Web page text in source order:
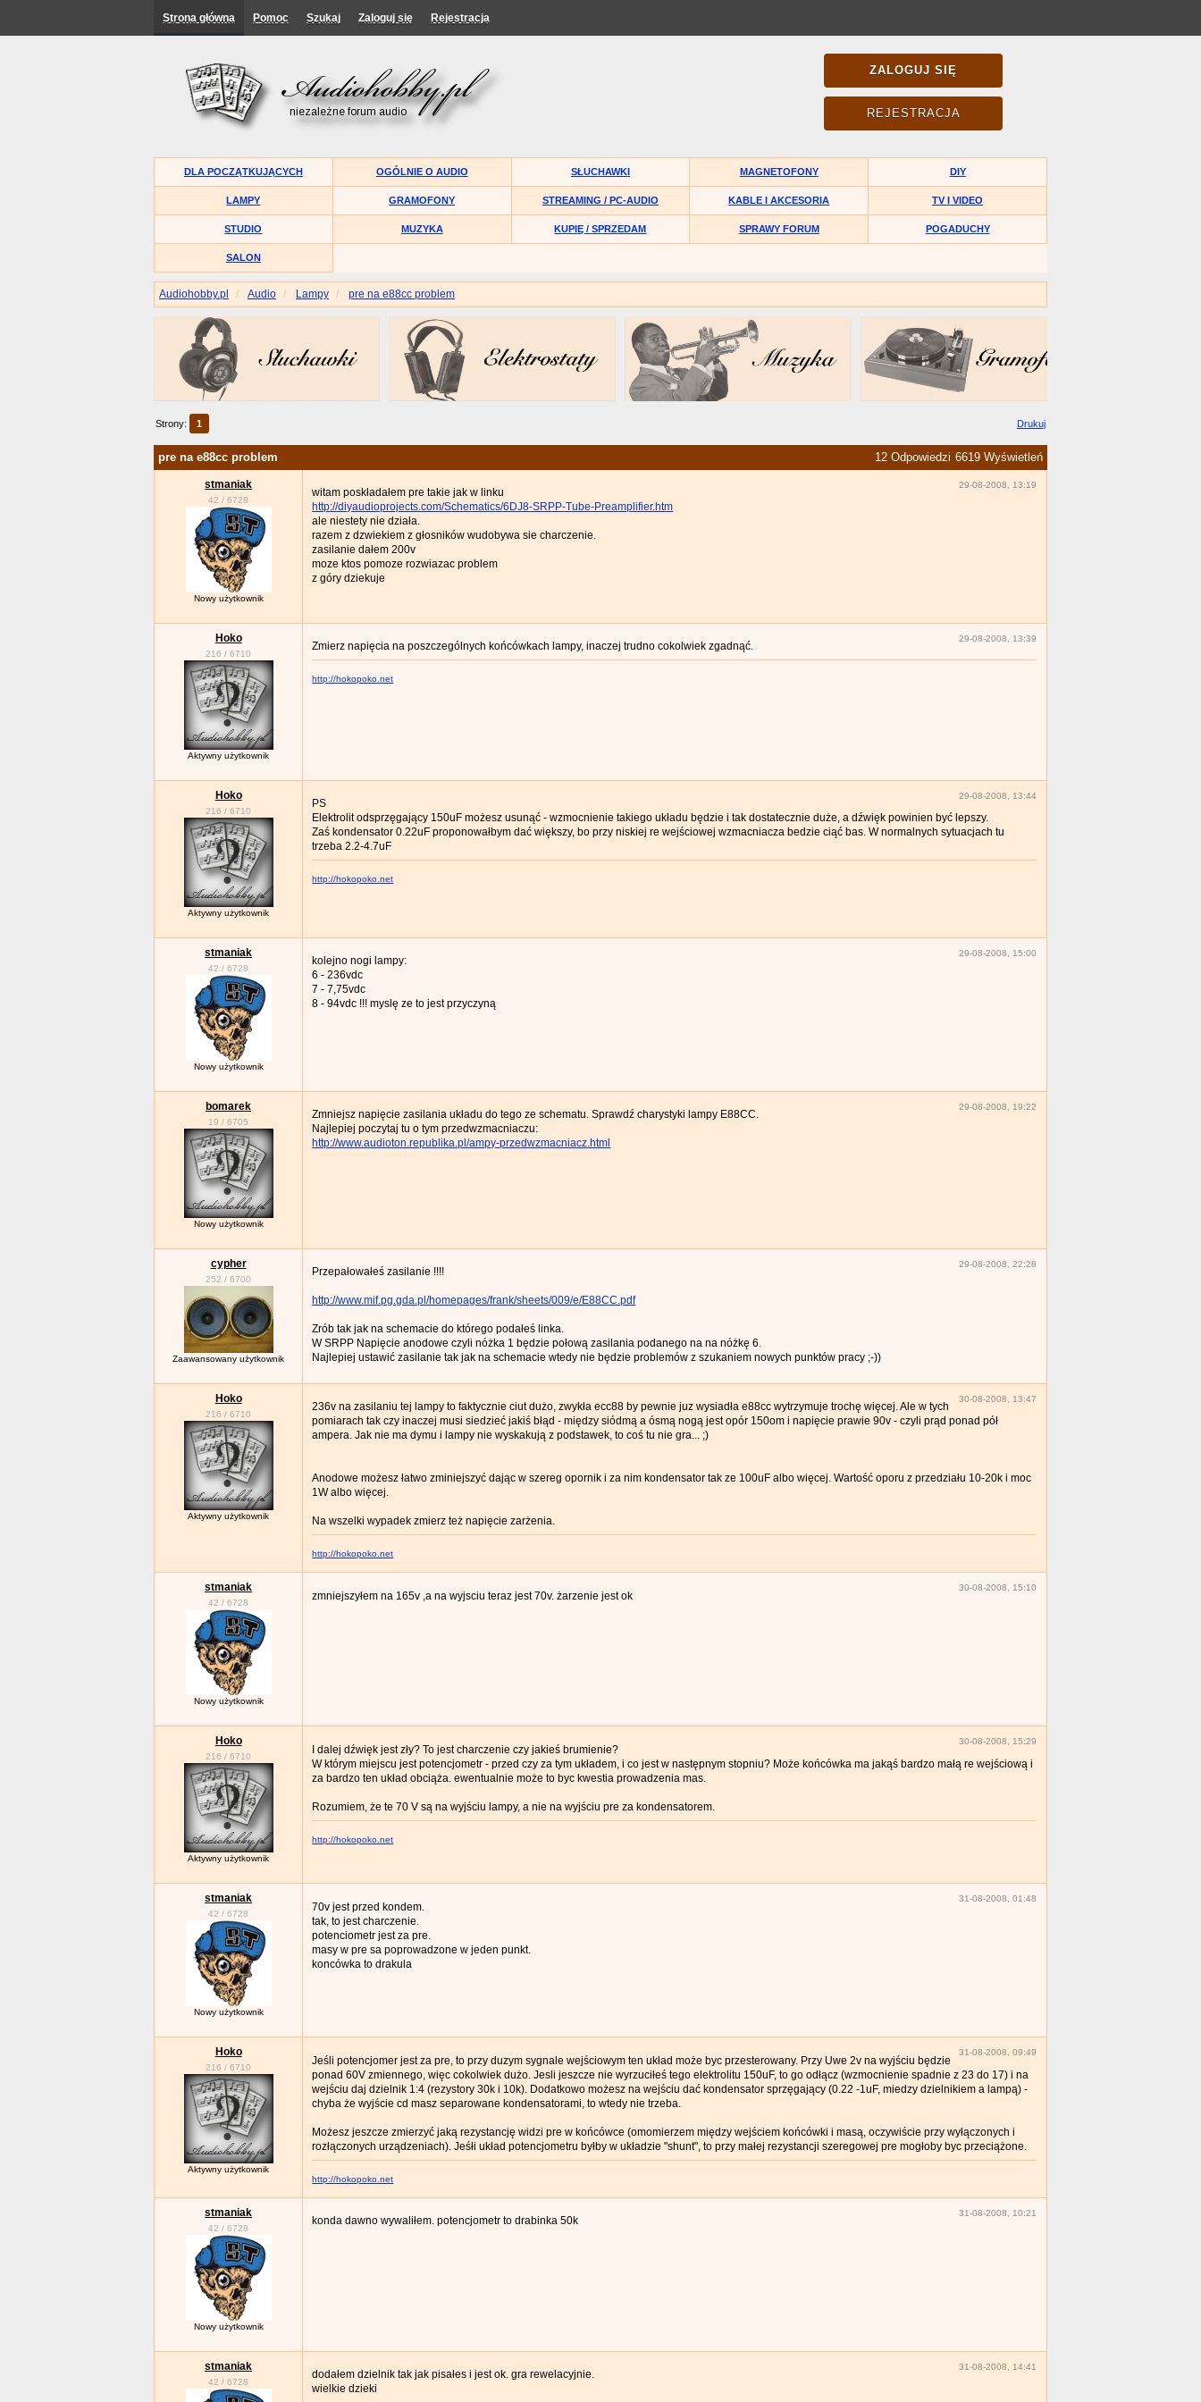
Strona główna Pomoc Szukaj Zaloguj się Rejestracja
ZALOGUJ SIĘ
REJESTRACJA
DLA POCZĄTKUJĄCYCH OGÓLNIE O AUDIO SŁUCHAWKI MAGNETOFONY DIY
LAMPY GRAMOFONY STREAMING / PC-AUDIO KABLE I AKCESORIA TV I VIDEO
STUDIO MUZYKA KUPIĘ / SPRZEDAM SPRAWY FORUM POGADUCHY
SALON
Audiohobby.pl Audio Lampy pre na e88cc problem
Drukuj
Strony: 1
pre na e88cc problem 12 Odpowiedzi 6619 Wyświetleń
stmaniak
42 /6728
Nowy użytkownik
29-08-2008, 13:19
witam poskładałem pre takie jak w linku
http://diyaudioprojects.com/Schematics/6DJ8-SRPP-Tube-Preamplifier.htm
ale niestety nie działa.
razem z dzwiekiem z głosników wudobywa sie charczenie.
zasilanie dałem 200v
moze ktos pomoze rozwiazac problem
z góry dziekuje
Hoko
216 /6710
Aktywny użytkownik
29-08-2008, 13:39
Zmierz napięcia na poszczególnych końcówkach lampy, inaczej trudno cokolwiek zgadnąć.
http://hokopoko.net
Hoko
216 /6710
Aktywny użytkownik
29-08-2008, 13:44
PS
Elektrolit odsprzęgający 150uF możesz usunąć - wzmocnienie takiego układu będzie i tak dostatecznie duże, a dźwięk powinien być lepszy.
Zaś kondensator 0.22uF proponowałbym dać większy, bo przy niskiej re wejściowej wzmacniacza bedzie ciąć bas. W normalnych sytuacjach tu
trzeba 2.2-4.7uF
http://hokopoko.net
stmaniak
42 /6728
Nowy użytkownik
29-08-2008, 15:00
kolejno nogi lampy:
6 - 236vdc
7 - 7,75vdc
8 - 94vdc !!! myslę ze to jest przyczyną
bomarek
19 /6705
Nowy użytkownik
29-08-2008, 19:22
Zmniejsz napięcie zasilania układu do tego ze schematu. Sprawdź charystyki lampy E88CC.
Najlepiej poczytaj tu o tym przedwzmacniaczu:
http://www.audioton.republika.pl/ampy-przedwzmacniacz.html
cypher
252 /6700
Zaawansowany użytkownik
29-08-2008, 22:28
Przepałowałeś zasilanie !!!!
http://www.mif.pg.gda.pl/homepages/frank/sheets/009/e/E88CC.pdf
Zrób tak jak na schemacie do którego podałeś linka.
W SRPP Napięcie anodowe czyli nóżka 1 będzie połową zasilania podanego na na nóżkę 6.
Najlepiej ustawić zasilanie tak jak na schemacie wtedy nie będzie problemów z szukaniem nowych punktów pracy ;-))
Hoko
216 /6710
Aktywny użytkownik
30-08-2008, 13:47
236v na zasilaniu tej lampy to faktycznie ciut dużo, zwykła ecc88 by pewnie juz wysiadła e88cc wytrzymuje trochę więcej. Ale w tych
pomiarach tak czy inaczej musi siedzieć jakiś błąd - między siódmą a ósmą nogą jest opór 150om i napięcie prawie 90v - czyli prąd ponad pół
ampera. Jak nie ma dymu i lampy nie wyskakują z podstawek, to coś tu nie gra... ;)
Anodowe możesz łatwo zminiejszyć dając w szereg opornik i za nim kondensator tak ze 100uF albo więcej. Wartość oporu z przedziału 10-20k i moc
1W albo więcej.
Na wszelki wypadek zmierz też napięcie zarżenia.
http://hokopoko.net
stmaniak
42 /6728
Nowy użytkownik
30-08-2008, 15:10
zmniejszyłem na 165v ,a na wyjsciu teraz jest 70v. żarzenie jest ok
Hoko
216 /6710
Aktywny użytkownik
30-08-2008, 15:29
I dalej dźwięk jest zły? To jest charczenie czy jakieś brumienie?
W którym miejscu jest potencjometr - przed czy za tym układem, i co jest w następnym stopniu? Może końcówka ma jakąś bardzo małą re wejściową i
za bardzo ten układ obciąża. ewentualnie może to byc kwestia prowadzenia mas.
Rozumiem, że te 70 V są na wyjściu lampy, a nie na wyjściu pre za kondensatorem.
http://hokopoko.net
stmaniak
42 /6728
Nowy użytkownik
31-08-2008, 01:48
70v jest przed kondem.
tak, to jest charczenie.
potenciometr jest za pre.
masy w pre sa poprowadzone w jeden punkt.
koncówka to drakula
Hoko
216 /6710
Aktywny użytkownik
31-08-2008, 09:49
Jeśli potencjomer jest za pre, to przy duzym sygnale wejściowym ten układ może byc przesterowany. Przy Uwe 2v na wyjściu będzie
ponad 60V zmiennego, więc cokolwiek dużo. Jesli jeszcze nie wyrzuciłeś tego elektrolitu 150uF, to go odłącz (wzmocnienie spadnie z 23 do 17) i na
wejściu daj dzielnik 1:4 (rezystory 30k i 10k). Dodatkowo możesz na wejściu dać kondensator sprzęgający (0.22 -1uF, miedzy dzielnikiem a lampą) -
chyba że wyjście cd masz separowane kondensatorami, to wtedy nie trzeba.
Możesz jeszcze zmierzyć jaką rezystancję widzi pre w końcówce (omomierzem między wejściem końcówki i masą, oczywiście przy wyłączonych i
rozłączonych urządzeniach). Jeśłi układ potencjometru byłby w układzie "shunt", to przy małej rezystancji szeregowej pre mogłoby byc przeciążone.
http://hokopoko.net
stmaniak
42 /6728
Nowy użytkownik
31-08-2008, 10:21
konda dawno wywaliłem. potencjometr to drabinka 50k
stmaniak
42 /6728
31-08-2008, 14:41
dodałem dzielnik tak jak pisałes i jest ok. gra rewelacyjnie.
wielkie dzieki